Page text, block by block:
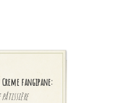
fangipane:
pâtissière